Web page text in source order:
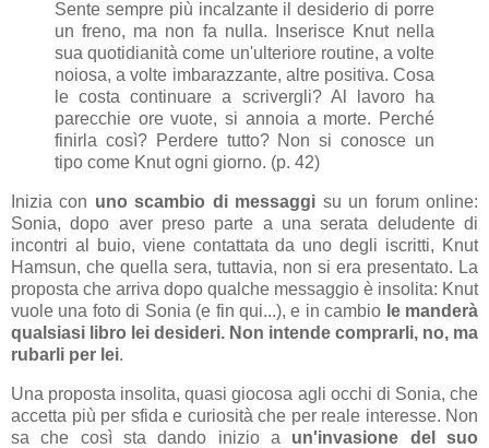
Sente sempre più incalzante il desiderio di porre
un freno, ma non fa nulla. Inserisce Knut nella
sua quotidianità come un'ulteriore routine, a volte
noiosa, a volte imbarazzante, altre positiva. Cosa
le costa continuare a scrivergli? Al lavoro ha
parecchie ore vuote, si annoia a morte. Perché
finirla così? Perdere tutto? Non si conosce un
tipo come Knut ogni giorno. (p. 42)
Inizia con uno scambio di messaggi su un forum online:
Sonia, dopo aver preso parte a una serata deludente di
incontri al buio, viene contattata da uno degli iscritti, Knut
Hamsun, che quella sera, tuttavia, non si era presentato. La
proposta che arriva dopo qualche messaggio è insolita: Knut
vuole una foto di Sonia (e fin qui...), e in cambio le manderà
qualsiasi libro lei desideri. Non intende comprarli, no, ma
rubarli per lei.
Una proposta insolita, quasi giocosa agli occhi di Sonia, che
accetta più per sfida e curiosità che per reale interesse. Non
sa che così sta dando inizio a un'invasione del suo